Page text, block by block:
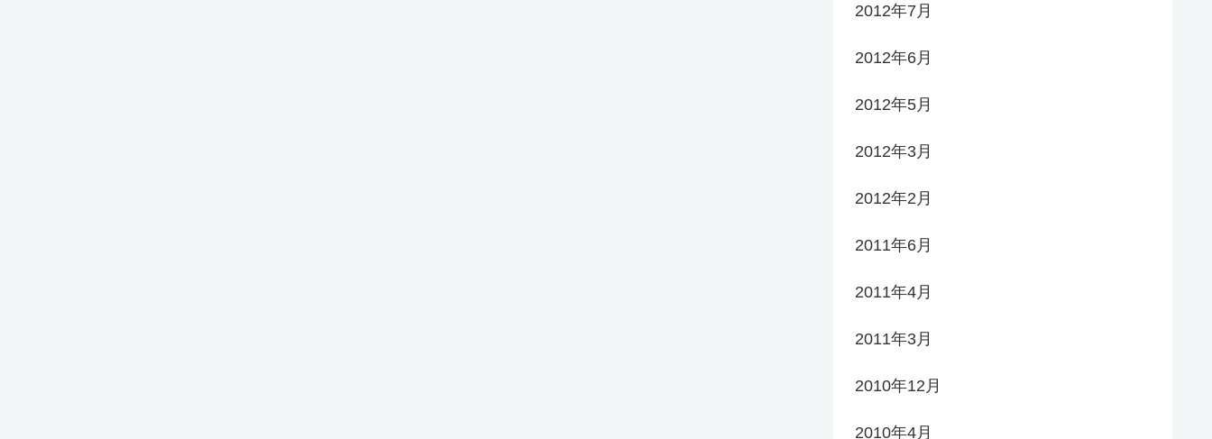
2012年7月
2012年6月
2012年5月
2012年3月
2012年2月
2011年6月
2011年4月
2011年3月
2010年12月
2010年4月